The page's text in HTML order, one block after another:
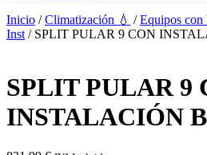
Inicio /Climatización 💧 /Equipos con
Inst / SPLIT PULAR 9 CON
SPLIT PULAR 9
INSTALACIÓN